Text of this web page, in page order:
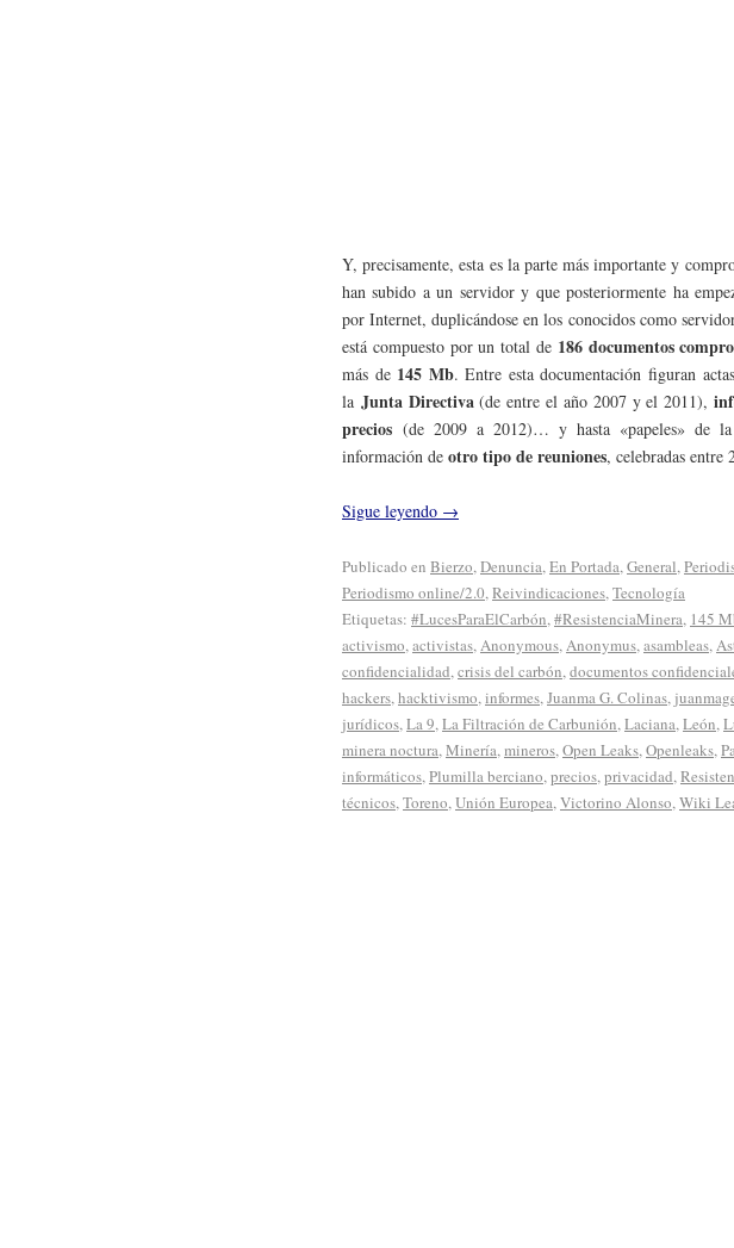
Y, precisamente, esta es la parte más importante y
han subido a un servidor y que posteriormente ha
por Internet, duplicándose en los conocidos como
está compuesto por un total de 186 documentos
más de 145 Mb. Entre esta documentación figuran
la Junta Directiva (de entre el año 2007 y el 2011),
precios (de 2009 a 2012)… y hasta «papeles» de
información de otro tipo de reuniones, celebradas entre
Sigue leyendo →
Publicado en Bierzo,Denuncia,En Portada,General,
Periodismo online/2.0,Reivindicaciones,Tecnología
Etiquetas: #LucesParaElCarbón,#ResistenciaMinera, 145
activismo,activistas,Anonymous,Anonymus,asambleas,
confidencialidad,crisis del carbón,documentos
hackers,hacktivismo,informes,Juanma G. Colinas,
jurídicos,La 9,La Filtración de Carbunión,Laciana,León,
minera noctura,Minería,mineros,Open Leaks,Openleaks,
informáticos,Plumilla berciano,precios,privacidad,
técnicos,Toreno,Unión Europea,Victorino Alonso,Wiki